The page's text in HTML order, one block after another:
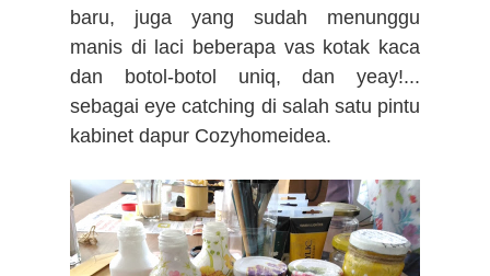
baru, juga yang sudah menunggu
manis di laci beberapa vas kotak kaca
dan botol-botol uniq, dan yeay!...
sebagai eye catching di salah satu pintu
kabinet dapur Cozyhomeidea.